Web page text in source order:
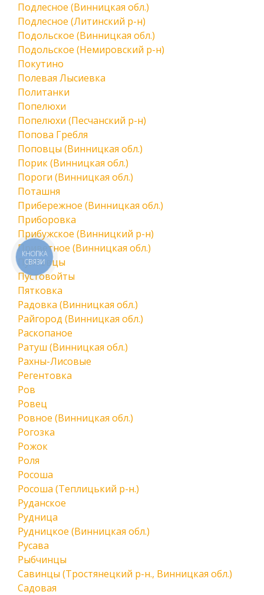
Подлесное (Винницкая обл.)
Подлесное (Литинский р-н)
Подольское (Винницкая обл.)
Подольское (Немировский р-н)
Покутино
Полевая Лысиевка
Политанки
Попелюхи
Попелюхи (Песчанский р-н)
Попова Гребля
Поповцы (Винницкая обл.)
Порик (Винницкая обл.)
Пороги (Винницкая обл.)
Поташня
Прибережное (Винницкая обл.)
Приборовка
Прибужское (Винницкий р-н)
Приветное (Винницкая обл.)
Пултовцы
Пустовойты
Пятковка
Радовка (Винницкая обл.)
Райгород (Винницкая обл.)
Раскопаное
Ратуш (Винницкая обл.)
Рахны-Лисовые
Регентовка
Ров
Ровец
Ровное (Винницкая обл.)
Рогозка
Рожок
Роля
Росоша
Росоша (Теплицький р-н.)
Руданское
Рудница
Рудницкое (Винницкая обл.)
Русава
Рыбчинцы
Савинцы (Тростянецкий р-н., Винницкая обл.)
Садовая
КНОПКА
СВЯЗИ